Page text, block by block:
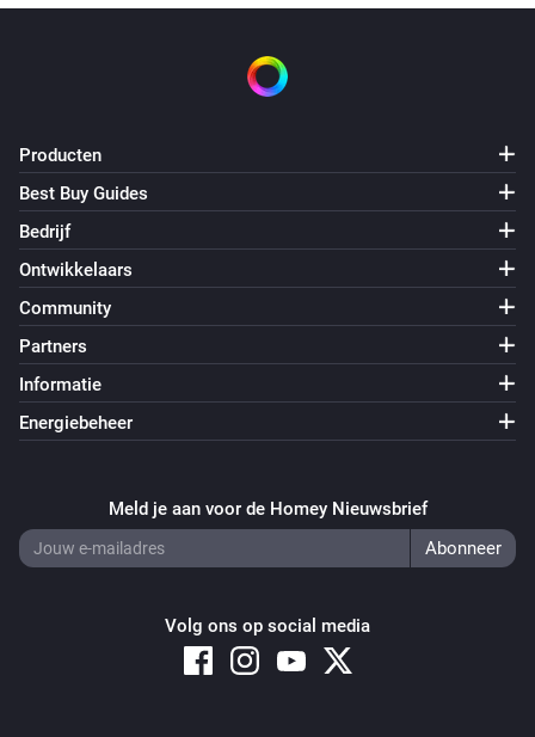
Producten
Best Buy Guides
Bedrijf
Ontwikkelaars
Community
Partners
Informatie
Energiebeheer
Meld je aan voor de Homey Nieuwsbrief
Volg ons op social media